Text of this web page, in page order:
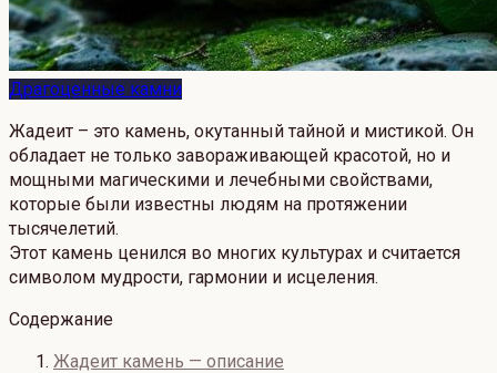
Драгоценные камни
Жадеит – это камень, окутанный тайной и мистикой. Он
обладает не только завораживающей красотой, но и
мощными магическими и лечебными свойствами,
которые были известны людям на протяжении
тысячелетий.
Этот камень ценился во многих культурах и считается
символом мудрости, гармонии и исцеления.
Содержание
Жадеит камень — описание